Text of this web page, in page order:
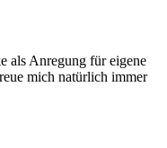
als Anregung für eigene
mich natürlich immer